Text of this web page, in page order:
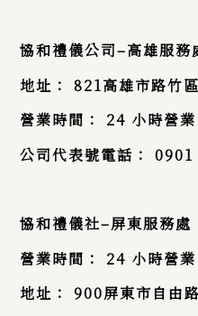
協和禮儀公司–高雄服務
地址：
821高雄市路竹
營業時間：
24 小時營業
公司代表號電話：
0901
協和禮儀社–屏東服務處
營業時間：
24 小時營業
地址： 900屏東市自由